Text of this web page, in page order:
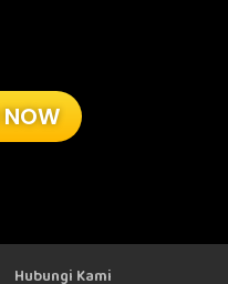
NOW
Hubungi Kami